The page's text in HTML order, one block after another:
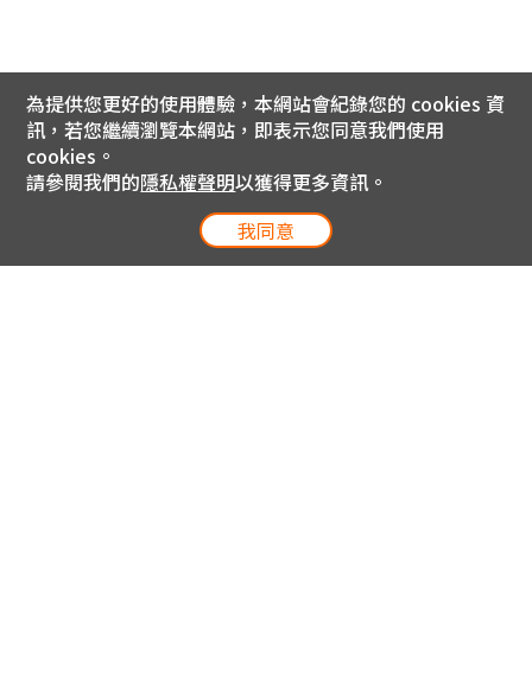
為提供您更好的使用體驗，本網站會紀錄您的 cookies 資
訊，若您繼續瀏覽本網站，即表示您同意我們使用
cookies。
請參閱我們的隱私權聲明以獲得更多資訊。
我同意